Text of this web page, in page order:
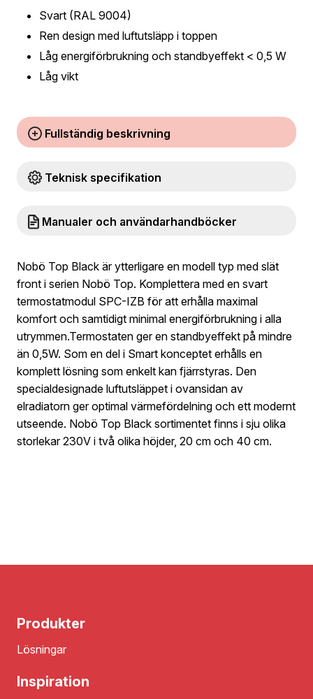
Svart (RAL 9004)
Ren design med luftutsläpp i toppen
Låg energiförbrukning och standbyeffekt < 0,5 W
Låg vikt
Fullständig beskrivning
Teknisk specifikation
Manualer och användarhandböcker
Nobö Top Black är ytterligare en modell typ med slät
front i serien Nobö Top. Komplettera med en svart
termostatmodul SPC-IZB för att erhålla maximal
komfort och samtidigt minimal energiförbrukning i alla
utrymmen.Termostaten ger en standbyeffekt på mindre
än 0,5W. Som en del i Smart konceptet erhålls en
komplett lösning som enkelt kan fjärrstyras. Den
specialdesignade luftutsläppet i ovansidan av
elradiatorn ger optimal värmefördelning och ett modernt
utseende. Nobö Top Black sortimentet finns i sju olika
storlekar 230V i två olika höjder, 20 cm och 40 cm.
Produkter
Lösningar
Inspiration